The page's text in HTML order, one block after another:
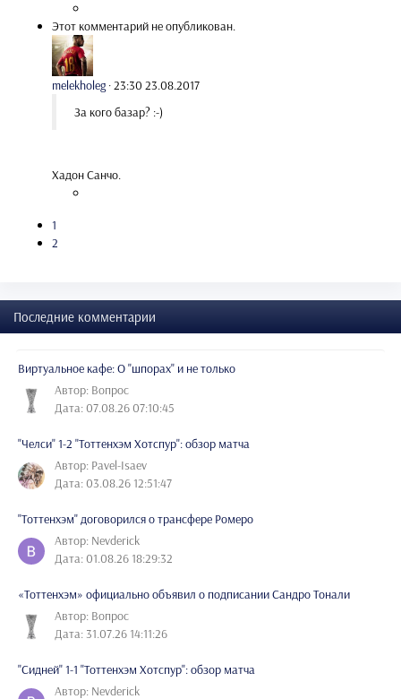
Этот комментарий не опубликован.
melekholeg ·23:30 23.08.2017
За кого базар? :-)
Хадон Санчо.
1
2
Последние комментарии
Виртуальное кафе: О "шпорах" и не только
Автор: Вопрос
Дата: 07.08.26 07:10:45
"Челси" 1-2 "Тоттенхэм Хотспур": обзор матча
Автор: Pavel-Isaev
Дата: 03.08.26 12:51:47
"Тоттенхэм" договорился о трансфере Ромеро
Автор: Nevderick
Дата: 01.08.26 18:29:32
«Тоттенхэм» официально объявил о подписании Сандро Тонали
Автор: Вопрос
Дата: 31.07.26 14:11:26
"Сидней" 1-1 "Тоттенхэм Хотспур": обзор матча
Автор: Nevderick